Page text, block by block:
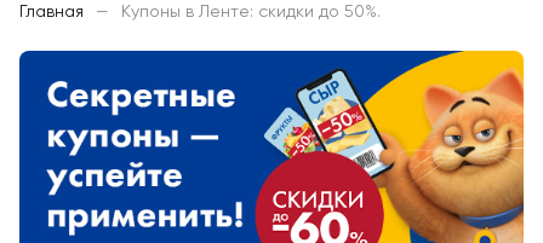
Главная — Купоны в Ленте: скидки до 50%.